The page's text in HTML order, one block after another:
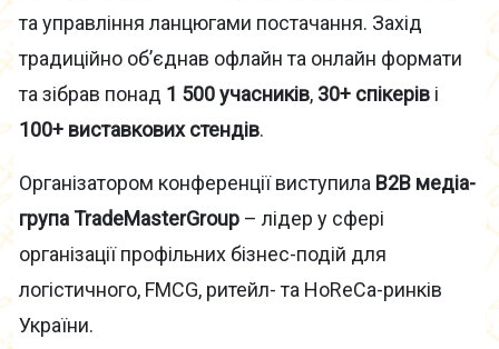
та управління ланцюгами постачання. Захід
традиційно об’єднав офлайн та онлайн формати
та зібрав понад 1 500 учасників, 30+ спікерів і
100+ виставкових стендів.
Організатором конференції виступила B2B медіа-
група TradeMasterGroup – лідер у сфері
організації профільних бізнес-подій для
логістичного, FMCG, ритейл- та HoReCa-ринків
України.